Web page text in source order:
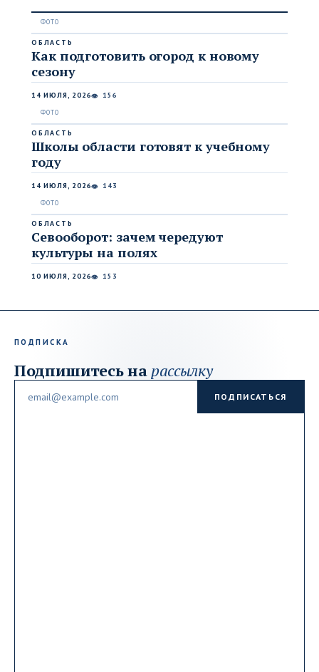
ОБЛАСТЬ
Как подготовить огород к новому
сезону
14 ИЮЛЯ, 2026👁 156
ОБЛАСТЬ
Школы области готовят к учебному
году
14 ИЮЛЯ, 2026👁 143
ОБЛАСТЬ
Севооборот: зачем чередуют
культуры на полях
10 ИЮЛЯ, 2026👁 153
ПОДПИСКА
Подпишитесь на рассылку
ПОДПИСАТЬСЯ